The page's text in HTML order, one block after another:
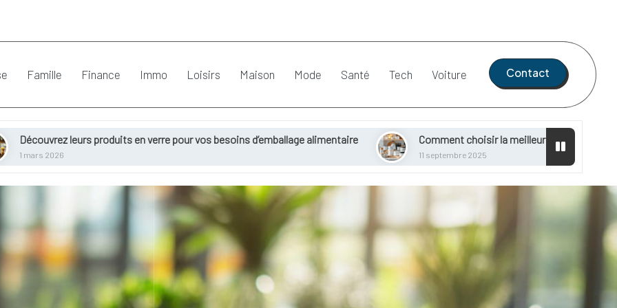
Famille Finance Immo Loisirs Maison Mode Santé Tech Voiture Contact
produits en verre pour vos besoins d’emballage alimentaire Comment choisir la meilleure crème liquide entière pour vos
11 septembre 2025